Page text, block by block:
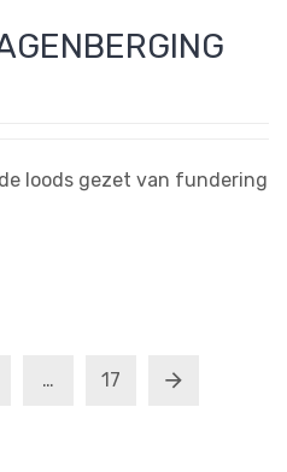
loods gezet van fundering
… 17